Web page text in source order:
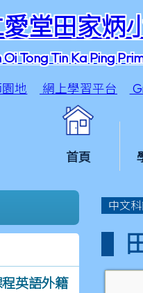
堂田家炳
Oi Tong Tin Ka Ping
地 網上學習平台
首頁
英語外籍
中文